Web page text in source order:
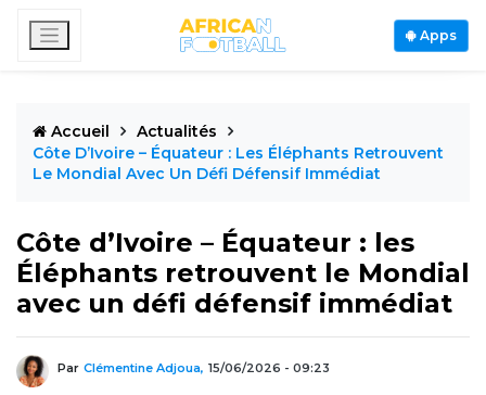
Apps
Accueil
Actualités
Côte D’Ivoire – Équateur : Les Éléphants Retrouvent
Le Mondial Avec Un Défi Défensif Immédiat
Côte d’Ivoire – Équateur : les
Éléphants retrouvent le Mondial
avec un défi défensif immédiat
Par Clémentine Adjoua, 15/06/2026 - 09:23